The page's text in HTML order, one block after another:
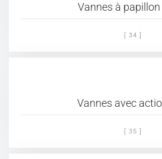
Vannes à papillon
[ 34 ]
Vannes avec
[ 35 ]